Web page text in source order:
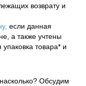
возврату и
если данная
а также учтены
товара* и
Обсудим